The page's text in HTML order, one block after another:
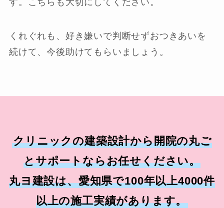
す。こちらも大切にしてください。
くれぐれも、好き嫌いで判断せずおつきあいを
続けて、今後助けてもらいましょう。
クリニックの建築設計から開院の丸ご
とサポートならお任せください。
丸ヨ建設は、愛知県で100年以上4000件
以上の施工実績があります。